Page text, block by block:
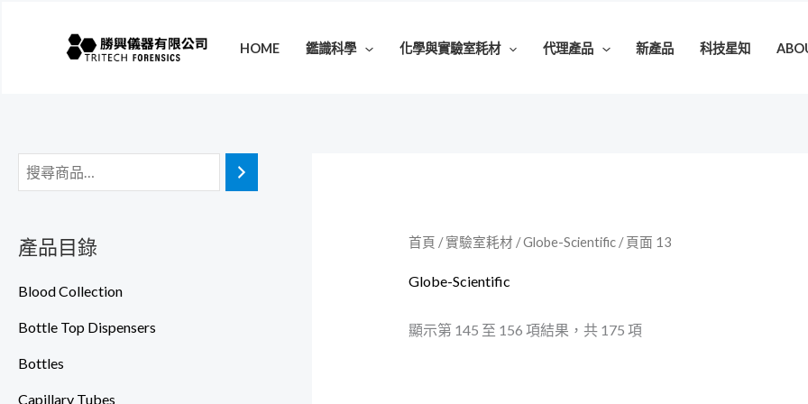
HOME 鑑識科學 化學與實驗室耗材 代理產品 新產品 科技星知
產品目錄
Blood Collection
Bottle Top Dispensers
Bottles
Capillary Tubes
首頁 /實驗室耗材 /Globe-Scientific/ 頁面 13
Globe-Scientific
顯示第 145 至 156 項結果，共 175 項